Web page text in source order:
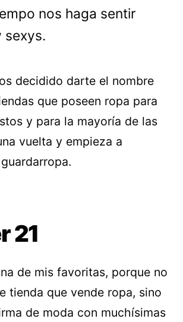
nos haga sentir
sexys.
decidido darte el nombre
que poseen ropa para
y para la mayoría de las
vuelta y empieza a
21
de mis favoritas, porque no
tienda que vende ropa, sino
de moda con muchísimas